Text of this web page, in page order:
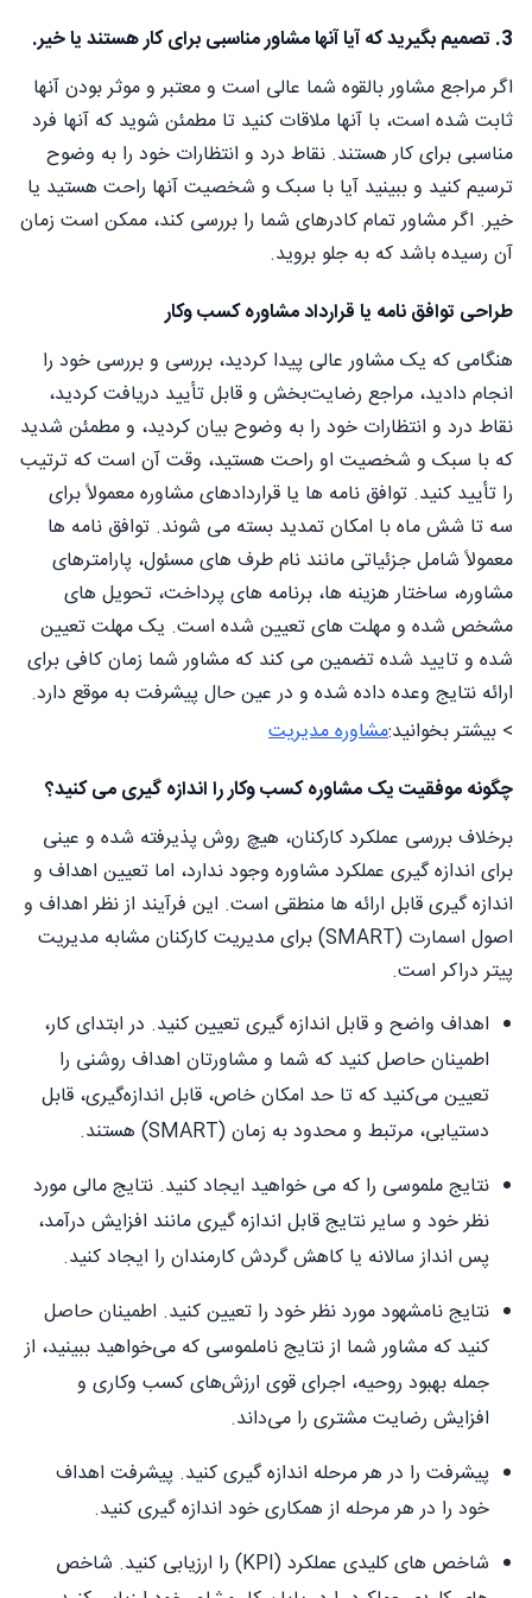
3. تصمیم بگیرید که آیا آنها مشاور مناسبی برای کار هستند یا خیر.
اگر مراجع مشاور بالقوه شما عالی است و معتبر و موثر بودن آنها
ثابت شده است، با آنها ملاقات کنید تا مطمئن شوید که آنها فرد
مناسبی برای کار هستند. نقاط درد و انتظارات خود را به وضوح
ترسیم کنید و ببینید آیا با سبک و شخصیت آنها راحت هستید یا
خیر. اگر مشاور تمام کادرهای شما را بررسی کند، ممکن است زمان
آن رسیده باشد که به جلو بروید.
طراحی توافق نامه یا قرارداد مشاوره کسب وکار
هنگامی که یک مشاور عالی پیدا کردید، بررسی و بررسی خود را
انجام دادید، مراجع رضایت‌بخش و قابل تأیید دریافت کردید،
نقاط درد و انتظارات خود را به وضوح بیان کردید، و مطمئن شدید
که با سبک و شخصیت او راحت هستید، وقت آن است که ترتیب
را تأیید کنید. توافق نامه ها یا قراردادهای مشاوره معمولاً برای
سه تا شش ماه با امکان تمدید بسته می شوند. توافق نامه ها
معمولاً شامل جزئیاتی مانند نام طرف های مسئول، پارامترهای
مشاوره، ساختار هزینه ها، برنامه های پرداخت، تحویل های
مشخص شده و مهلت های تعیین شده است. یک مهلت تعیین
شده و تایید شده تضمین می کند که مشاور شما زمان کافی برای
ارائه نتایج وعده داده شده و در عین حال پیشرفت به موقع دارد.
> بیشتر بخوانید:مشاوره مدیریت
چگونه موفقیت یک مشاوره کسب وکار را اندازه گیری می کنید؟
برخلاف بررسی عملکرد کارکنان، هیچ روش پذیرفته شده و عینی
برای اندازه گیری عملکرد مشاوره وجود ندارد، اما تعیین اهداف و
اندازه گیری قابل ارائه ها منطقی است. این فرآیند از نظر اهداف و
اصول اسمارت (SMART) برای مدیریت کارکنان مشابه مدیریت
پیتر دراکر است.
اهداف واضح و قابل اندازه گیری تعیین کنید. در ابتدای کار،
اطمینان حاصل کنید که شما و مشاورتان اهداف روشنی را
تعیین می‌کنید که تا حد امکان خاص، قابل اندازه‌گیری، قابل
دستیابی، مرتبط و محدود به زمان (SMART) هستند.
نتایج ملموسی را که می خواهید ایجاد کنید. نتایج مالی مورد
نظر خود و سایر نتایج قابل اندازه گیری مانند افزایش درآمد،
پس انداز سالانه یا کاهش گردش کارمندان را ایجاد کنید.
نتایج نامشهود مورد نظر خود را تعیین کنید. اطمینان حاصل
کنید که مشاور شما از نتایج ناملموسی که می‌خواهید ببینید، از
جمله بهبود روحیه، اجرای قوی ارزش‌های کسب وکاری و
افزایش رضایت مشتری را می‌داند.
پیشرفت را در هر مرحله اندازه گیری کنید. پیشرفت اهداف
خود را در هر مرحله از همکاری خود اندازه گیری کنید.
شاخص های کلیدی عملکرد (KPI) را ارزیابی کنید. شاخص